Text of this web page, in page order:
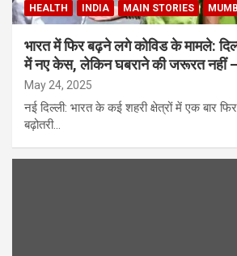
HEALTH
INDIA MAIN STORIES
भारत में फिर बढ़ने लगे कोविड के मामले:
में नए केस, लेकिन घबराने की जरूरत नहीं
May 24, 2025
नई दिल्ली: भारत के कई शहरी क्षेत्रों में एक बार
बढ़ोतरी…